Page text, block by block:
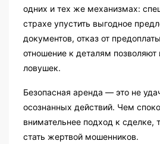
одних и тех же механизмах:
страхе упустить выгодное
документов, отказ от
отношение к деталям позволяют
ловушек.
Безопасная аренда — это не
осознанных действий. Чем
внимательнее подход к
стать жертвой мошенников.